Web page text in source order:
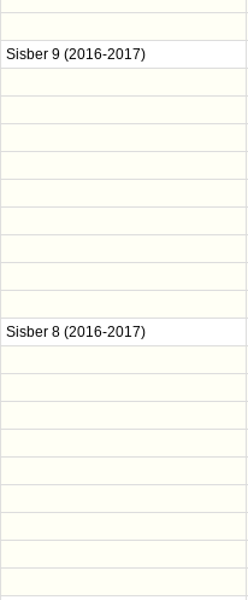
Sisber 9 (2016-2017)
Sisber 8 (2016-2017)